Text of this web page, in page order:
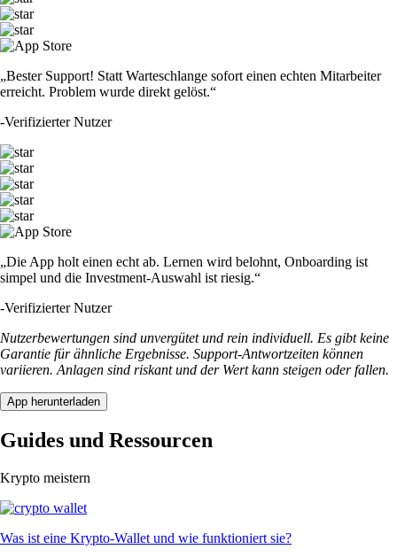
„Bester Support! Statt Warteschlange sofort einen echten Mitarbeiter
erreicht. Problem wurde direkt gelöst.“
-Verifizierter Nutzer
„Die App holt einen echt ab. Lernen wird belohnt, Onboarding ist
simpel und die Investment-Auswahl ist riesig.“
-Verifizierter Nutzer
Nutzerbewertungen sind unvergütet und rein individuell. Es gibt keine
Garantie für ähnliche Ergebnisse. Support-Antwortzeiten können
variieren. Anlagen sind riskant und der Wert kann steigen oder fallen.
App herunterladen
Guides und Ressourcen
Krypto meistern
Was ist eine Krypto-Wallet und wie funktioniert sie?